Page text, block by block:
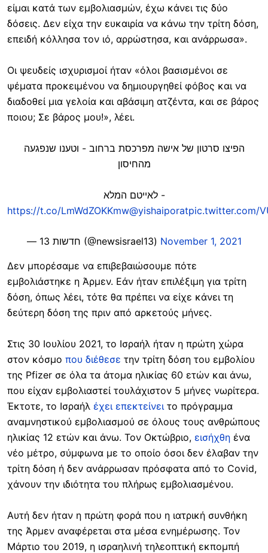
είμαι κατά των εμβολιασμών, έχω κάνει τις δύο
δόσεις. Δεν είχα την ευκαιρία να κάνω την τρίτη δόση,
επειδή κόλλησα τον ιό, αρρώστησα, και ανάρρωσα».
Οι ψευδείς ισχυρισμοί ήταν «όλοι βασισμένοι σε
ψέματα προκειμένου να δημιουργηθεί φόβος και να
διαδοθεί μια γελοία και αβάσιμη ατζέντα, και σε βάρος
ποιου; Σε βάρος μου!», λέει.
הפיצו סרטון של אישה מפרכסת ברחוב - וטענו שנפגעה
מהחיסון
לאייטם המלא -
https://t.co/LmWdZOKKmw@yishaiporatpic.twitter.com/
— חדשות 13 (@newsisrael13) November 1, 2021
Δεν μπορέσαμε να επιβεβαιώσουμε πότε
εμβολιάστηκε η Άρμεν. Εάν ήταν επιλέξιμη για τρίτη
δόση, όπως λέει, τότε θα πρέπει να είχε κάνει τη
δεύτερη δόση της πριν από αρκετούς μήνες.
Στις 30 Ιουλίου 2021, το Ισραήλ ήταν η πρώτη χώρα
στον κόσμο που διέθεσε την τρίτη δόση του εμβολίου
της Pfizer σε όλα τα άτομα ηλικίας 60 ετών και άνω,
που είχαν εμβολιαστεί τουλάχιστον 5 μήνες νωρίτερα.
Έκτοτε, το Ισραήλ έχει επεκτείνει το πρόγραμμα
αναμνηστικού εμβολιασμού σε όλους τους ανθρώπους
ηλικίας 12 ετών και άνω. Τον Οκτώβριο, εισήχθη ένα
νέο μέτρο, σύμφωνα με το οποίο όσοι δεν έλαβαν την
τρίτη δόση ή δεν ανάρρωσαν πρόσφατα από το Covid,
χάνουν την ιδιότητα του πλήρως εμβολιασμένου.
Αυτή δεν ήταν η πρώτη φορά που η ιατρική συνθήκη
της Άρμεν αναφέρεται στα μέσα ενημέρωσης. Τον
Μάρτιο του 2019, η ισραηλινή τηλεοπτική εκπομπή